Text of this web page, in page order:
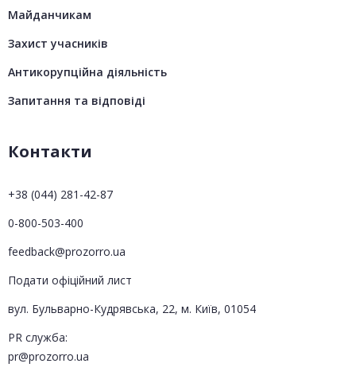
Майданчикам
Захист учасників
Антикорупційна діяльність
Запитання та відповіді
Контакти
+38 (044) 281-42-87
0-800-503-400
feedback@prozorro.ua
Подати офіційний лист
вул. Бульварно-Кудрявська, 22, м. Київ, 01054
PR служба:
pr@prozorro.ua